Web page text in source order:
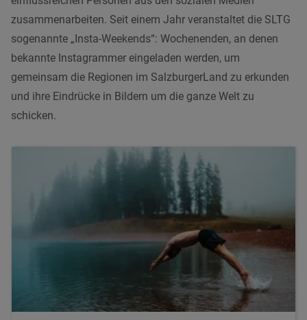
zusammenarbeiten. Seit einem Jahr veranstaltet die SLTG
sogenannte „Insta-Weekends“: Wochenenden, an denen
bekannte Instagrammer eingeladen werden, um
gemeinsam die Regionen im SalzburgerLand zu erkunden
und ihre Eindrücke in Bildern um die ganze Welt zu
schicken.